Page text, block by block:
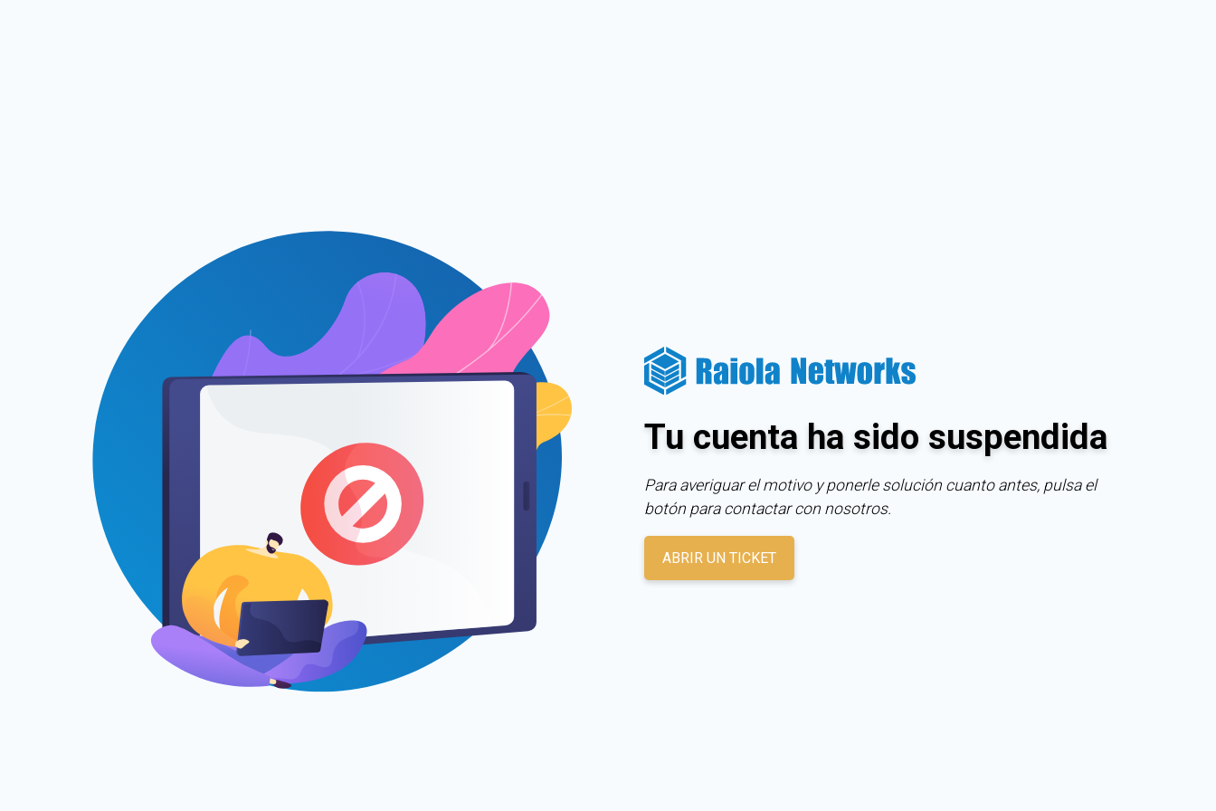
Tu cuenta ha sido suspendida
Para averiguar el motivo y ponerle solución cuanto antes, pulsa el
botón para contactar con nosotros.
ABRIR UN TICKET